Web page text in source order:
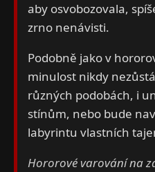
aby osvobozovala,
zrno nenávisti.
Podobně jako v
minulost nikdy
různých podobách, i
stínům, nebo bude
labyrintu vlastních
Hororové varování na